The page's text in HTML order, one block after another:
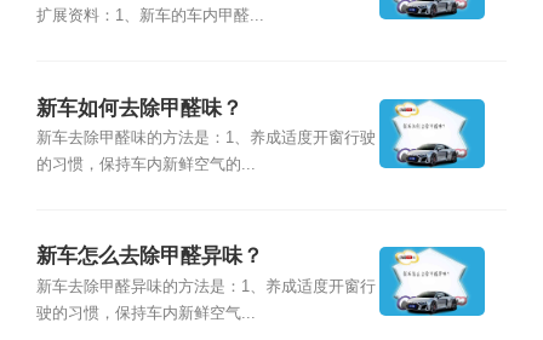
扩展资料：1、新车的车内甲醛...
新车如何去除甲醛味？
新车去除甲醛味的方法是：1、养成适度开窗行驶
的习惯，保持车内新鲜空气的...
新车怎么去除甲醛异味？
新车去除甲醛异味的方法是：1、养成适度开窗行
驶的习惯，保持车内新鲜空气...